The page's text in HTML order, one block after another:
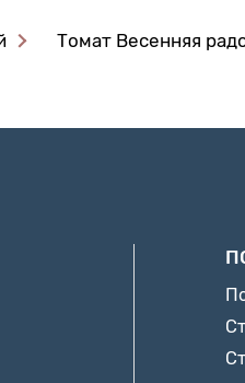
Томат Весенняя